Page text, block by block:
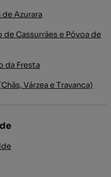
Azurara
Cassurrães e Póvoa de
da Fresta
Várzea e Travanca)